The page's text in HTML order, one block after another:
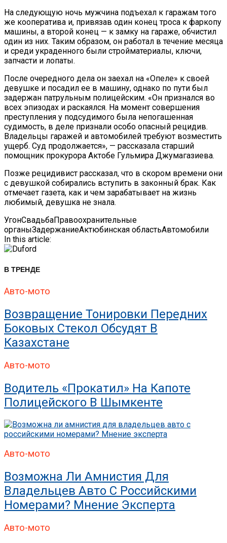
На следующую ночь мужчина подъехал к гаражам того
же кооператива и, привязав один конец троса к фаркопу
машины, а второй конец — к зам­ку на гараже, обчистил
один из них. Таким образом, он работал в течение месяца
и среди украденного были стройматериалы, ключи,
запчасти и лопаты.
После очередного дела он заехал на «Опеле» к своей
девушке и посадил ее в машину, однако по пути был
задержан патрульным полицейским. «Он признался во
всех эпизодах и раскаялся. На момент совершения
преступления у подсудимого была непогашенная
судимость, в деле признали особо опасный рецидив.
Владельцы гаражей и автомобилей требуют возместить
ущерб. Суд продолжается», — рассказала старший
помощник прокурора Актобе Гульмира Джумагазиева.
Позже рецидивист рассказал, что в скором времени они
с девушкой собирались вступить в законный брак. Как
отмечает газета, как и чем зарабатывает на жизнь
любимый, девушка не знала.
УгонСвадьбаПравоохранительные
органыЗадержаниеАктюбинская областьАвтомобили
In this article:
В ТРЕНДЕ
Авто-мото
Возвращение Тонировки Передних
Боковых Стекол Обсудят В
Казахстане
Авто-мото
Водитель «прокатил» На Капоте
Полицейского В Шымкенте
Авто-мото
Возможна Ли Амнистия Для
Владельцев Авто С Российскими
Номерами? Мнение Эксперта
Авто-мото